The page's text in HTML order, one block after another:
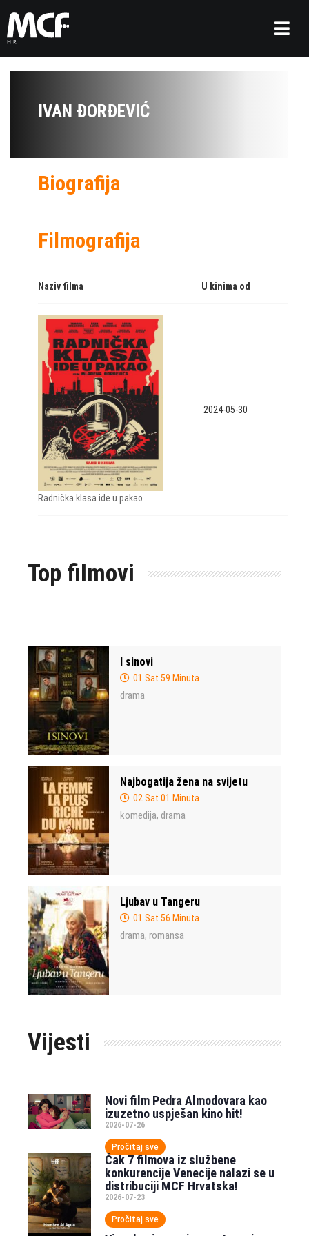
IVAN ĐORĐEVIĆ
Biografija
Filmografija
Naziv filma U kinima od
Radnička klasa ide u pakao
2024-05-30
Top filmovi
I sinovi
01 Sat 59 Minuta
drama
Najbogatija žena na svijetu
02 Sat 01 Minuta
komedija, drama
Ljubav u Tangeru
01 Sat 56 Minuta
drama, romansa
Vijesti
Novi film Pedra Almodovara kao
izuzetno uspješan kino hit!
2026-07-26
Pročitaj sve
Čak 7 filmova iz službene
konkurencije Venecije nalazi se u
distribuciji MCF Hrvatska!
2026-07-23
Pročitaj sve